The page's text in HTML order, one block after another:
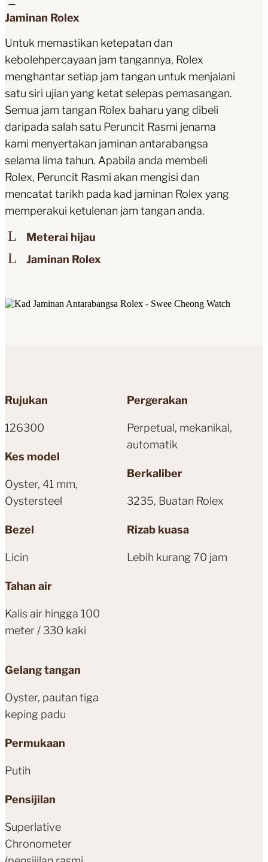
Jaminan Rolex
Untuk memastikan ketepatan dan
kebolehpercayaan jam tangannya, Rolex
menghantar setiap jam tangan untuk menjalani
satu siri ujian yang ketat selepas pemasangan.
Semua jam tangan Rolex baharu yang dibeli
daripada salah satu Peruncit Rasmi jenama
kami menyertakan jaminan antarabangsa
selama lima tahun. Apabila anda membeli
Rolex, Peruncit Rasmi akan mengisi dan
mencatat tarikh pada kad jaminan Rolex yang
memperakui ketulenan jam tangan anda.
Meterai hijau
Jaminan Rolex
Rujukan
126300
Kes model
Oyster, 41 mm,
Oystersteel
Bezel
Licin
Tahan air
Kalis air hingga 100
meter / 330 kaki
Pergerakan
Perpetual, mekanikal,
automatik
Berkaliber
3235, Buatan Rolex
Rizab kuasa
Lebih kurang 70 jam
Gelang tangan
Oyster, pautan tiga
keping padu
Permukaan
Putih
Pensijilan
Superlative
Chronometer